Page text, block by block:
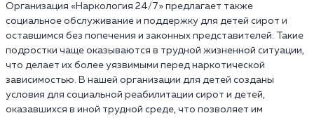
Организация «Наркология 24/7» предлагает также
социальное обслуживание и поддержку для детей сирот и
оставшимся без попечения и законных представителей. Такие
подростки чаще оказываются в трудной жизненной ситуации,
что делает их более уязвимыми перед наркотической
зависимостью. В нашей организации для детей созданы
условия для социальной реабилитации сирот и детей,
оказавшихся в иной трудной среде, что позволяет им